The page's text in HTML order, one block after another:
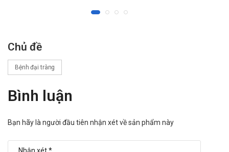
Chủ đề
Bệnh đại tràng
Bình luận
Bạn hãy là người đầu tiên nhận xét về sản phẩm này